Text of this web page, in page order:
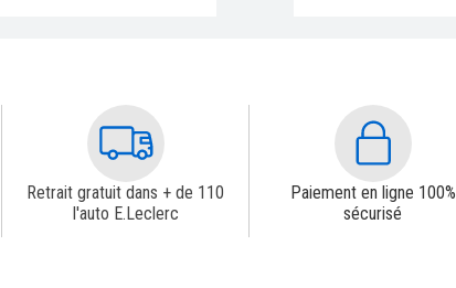
Retrait gratuit dans + de 110
l'auto E.Leclerc
Paiement en ligne 100%
sécurisé